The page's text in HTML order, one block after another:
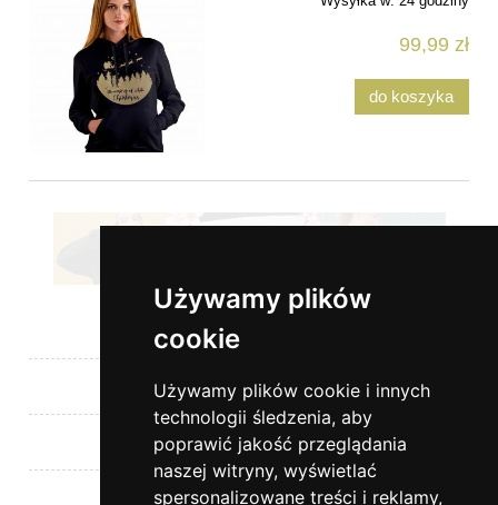
Używamy plików
cookie
Używamy plików cookie i innych
technologii śledzenia, aby
poprawić jakość przeglądania
naszej witryny, wyświetlać
spersonalizowane treści i reklamy,
99,99 zł
do koszyka
Pomoc
Moje konto
Płatności i dostawa
Informacje